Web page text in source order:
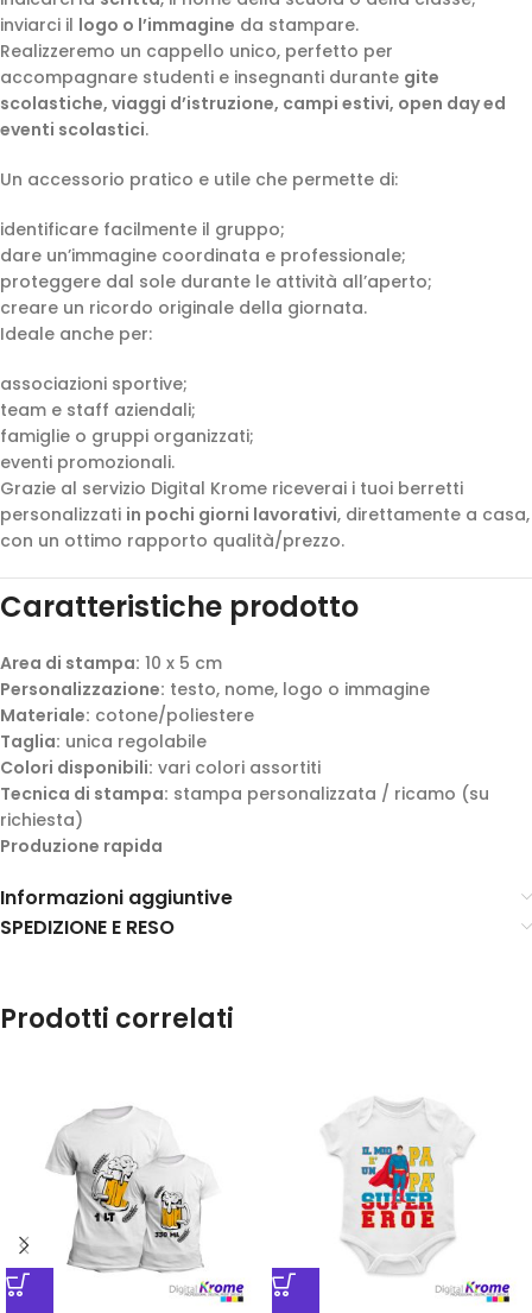
inviarci il logo o l’immagine da stampare.
Realizzeremo un cappello unico, perfetto per
accompagnare studenti e insegnanti durante gite
scolastiche, viaggi d’istruzione, campi estivi, open day ed
eventi scolastici.
Un accessorio pratico e utile che permette di:
identificare facilmente il gruppo;
dare un’immagine coordinata e professionale;
proteggere dal sole durante le attività all’aperto;
creare un ricordo originale della giornata.
Ideale anche per:
associazioni sportive;
team e staff aziendali;
famiglie o gruppi organizzati;
eventi promozionali.
Grazie al servizio Digital Krome riceverai i tuoi berretti
personalizzati in pochi giorni lavorativi, direttamente a casa,
con un ottimo rapporto qualità/prezzo.
Caratteristiche prodotto
Area di stampa: 10 x 5 cm
Personalizzazione: testo, nome, logo o immagine
Materiale: cotone/poliestere
Taglia: unica regolabile
Colori disponibili: vari colori assortiti
Tecnica di stampa: stampa personalizzata / ricamo (su
richiesta)
Produzione rapida
Informazioni aggiuntive
SPEDIZIONE E RESO
Prodotti correlati